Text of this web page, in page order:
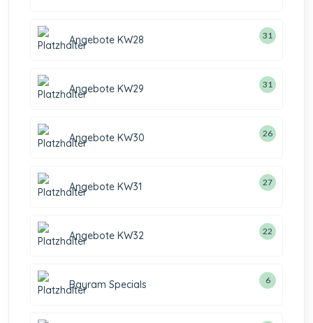
Angebote KW28 31
Angebote KW29 31
Angebote KW30 26
Angebote KW31 27
Angebote KW32 22
Bayram Specials 6